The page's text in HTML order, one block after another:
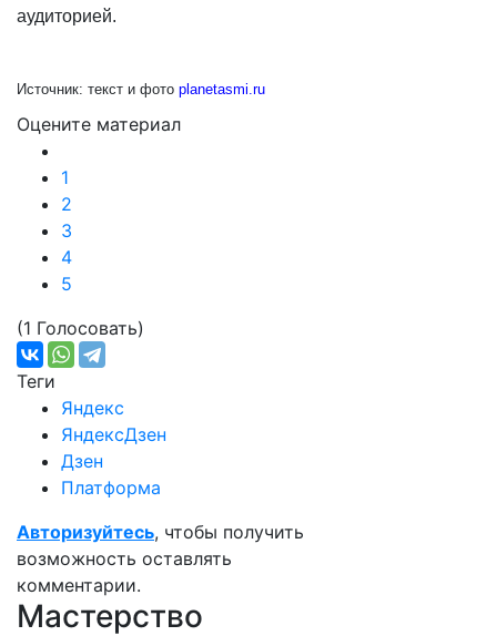
аудиторией.
Источник: текст и фото planetasmi.ru
Оцените материал
1
2
3
4
5
(1 Голосовать)
Теги
Яндекс
ЯндексДзен
Дзен
Платформа
Авторизуйтесь, чтобы получить
возможность оставлять
комментарии.
Мастерство